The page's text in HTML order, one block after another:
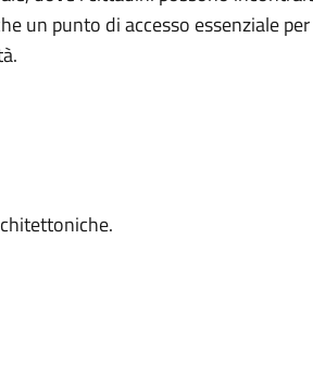
un punto di accesso essenziale